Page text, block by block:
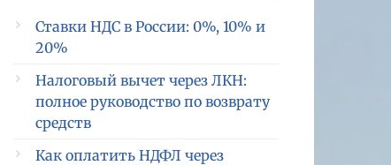
Ставки НДС в России: 0%, 10% и
20%
Налоговый вычет через ЛКН:
полное руководство по возврату
средств
Как оплатить НДФЛ через